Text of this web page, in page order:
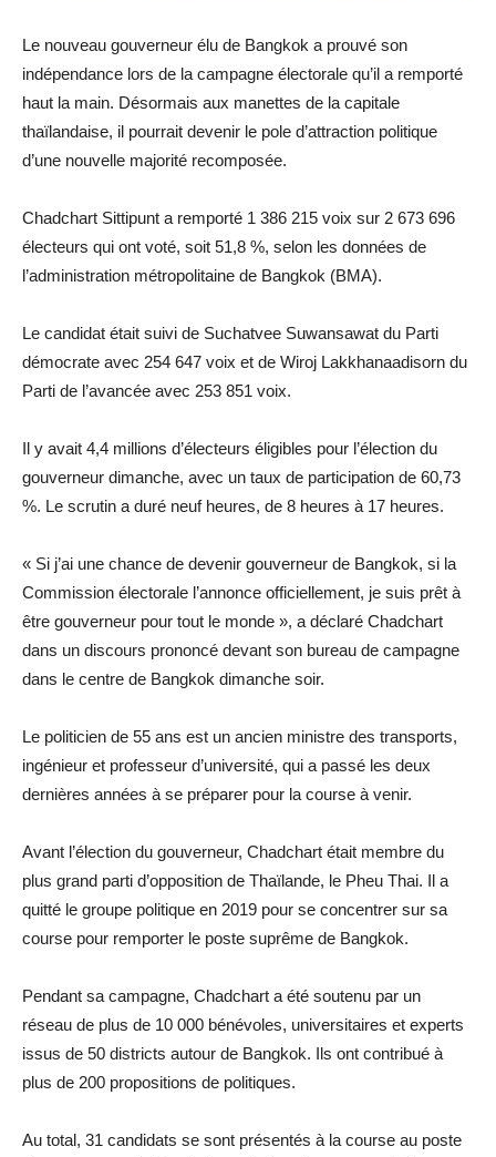
Le nouveau gouverneur élu de Bangkok a prouvé son
indépendance lors de la campagne électorale qu’il a remporté
haut la main. Désormais aux manettes de la capitale
thaïlandaise, il pourrait devenir le pole d’attraction politique
d’une nouvelle majorité recomposée.
Chadchart Sittipunt a remporté 1 386 215 voix sur 2 673 696
électeurs qui ont voté, soit 51,8 %, selon les données de
l’administration métropolitaine de Bangkok (BMA).
Le candidat était suivi de Suchatvee Suwansawat du Parti
démocrate avec 254 647 voix et de Wiroj Lakkhanaadisorn du
Parti de l’avancée avec 253 851 voix.
Il y avait 4,4 millions d’électeurs éligibles pour l’élection du
gouverneur dimanche, avec un taux de participation de 60,73
%. Le scrutin a duré neuf heures, de 8 heures à 17 heures.
« Si j’ai une chance de devenir gouverneur de Bangkok, si la
Commission électorale l’annonce officiellement, je suis prêt à
être gouverneur pour tout le monde », a déclaré Chadchart
dans un discours prononcé devant son bureau de campagne
dans le centre de Bangkok dimanche soir.
Le politicien de 55 ans est un ancien ministre des transports,
ingénieur et professeur d’université, qui a passé les deux
dernières années à se préparer pour la course à venir.
Avant l’élection du gouverneur, Chadchart était membre du
plus grand parti d’opposition de Thaïlande, le Pheu Thai. Il a
quitté le groupe politique en 2019 pour se concentrer sur sa
course pour remporter le poste suprême de Bangkok.
Pendant sa campagne, Chadchart a été soutenu par un
réseau de plus de 10 000 bénévoles, universitaires et experts
issus de 50 districts autour de Bangkok. Ils ont contribué à
plus de 200 propositions de politiques.
Au total, 31 candidats se sont présentés à la course au poste